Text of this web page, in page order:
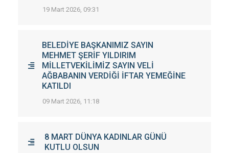
19 Mart 2026, 09:31
BELEDİYE BAŞKANIMIZ SAYIN
MEHMET ŞERİF YILDIRIM
MİLLETVEKİLİMİZ SAYIN VELİ
AĞBABANIN VERDİĞİ İFTAR YEMEĞİNE
KATILDI
09 Mart 2026, 11:18
8 MART DÜNYA KADINLAR GÜNÜ
KUTLU OLSUN